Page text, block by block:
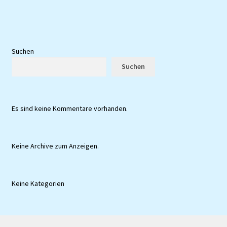
Suchen
Suchen
Es sind keine Kommentare vorhanden.
Keine Archive zum Anzeigen.
Keine Kategorien